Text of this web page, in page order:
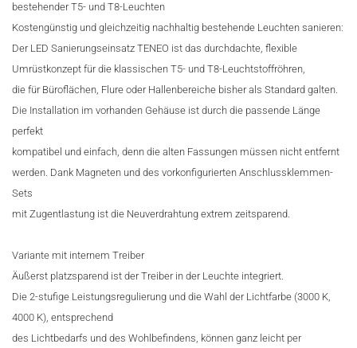
bestehender T5- und T8-Leuchten
Kostengünstig und gleichzeitig nachhaltig bestehende Leuchten sanieren:
Der LED Sanierungseinsatz TENEO ist das durchdachte, flexible
Umrüstkonzept für die klassischen T5- und T8-Leuchtstoffröhren,
die für Büroflächen, Flure oder Hallenbereiche bisher als Standard galten.
Die Installation im vorhanden Gehäuse ist durch die passende Länge
perfekt
kompatibel und einfach, denn die alten Fassungen müssen nicht entfernt
werden. Dank Magneten und des vorkonfigurierten Anschlussklemmen-
Sets
mit Zugentlastung ist die Neuverdrahtung extrem zeitsparend.
Variante mit internem Treiber
Äußerst platzsparend ist der Treiber in der Leuchte integriert.
Die 2-stufige Leistungsregulierung und die Wahl der Lichtfarbe (3000 K,
4000 K), entsprechend
des Lichtbedarfs und des Wohlbefindens, können ganz leicht per